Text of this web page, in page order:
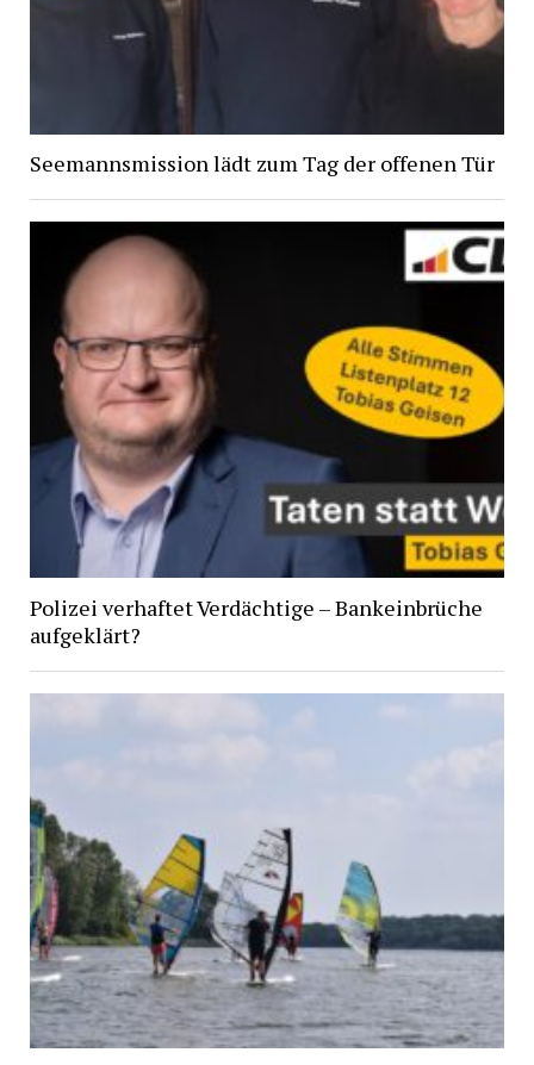
Seemannsmission lädt zum Tag der offenen Tür
Polizei verhaftet Verdächtige – Bankeinbrüche
aufgeklärt?